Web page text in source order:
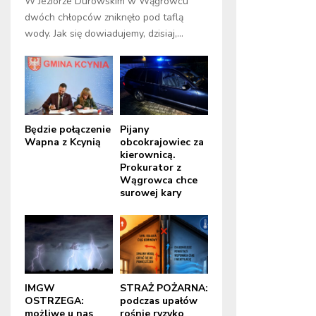
dwóch chłopców zniknęło pod taflą
wody. Jak się dowiadujemy, dzisiaj,...
Będzie połączenie
Wapna z Kcynią
Pijany
obcokrajowiec za
kierownicą.
Prokurator z
Wągrowca chce
surowej kary
IMGW
OSTRZEGA:
STRAŻ POŻARNA:
podczas upałów